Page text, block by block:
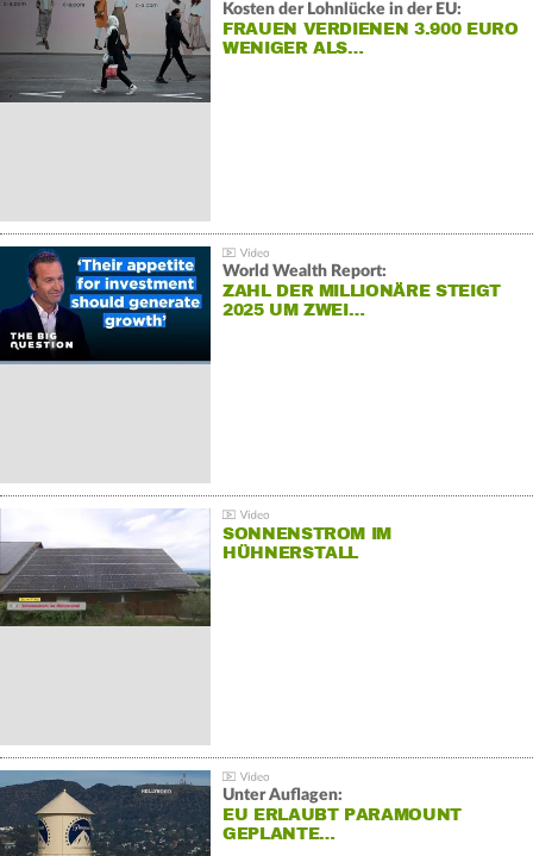
Kosten der Lohnlücke in der EU:
FRAUEN VERDIENEN 3.900 EURO
WENIGER ALS…
World Wealth Report:
ZAHL DER MILLIONÄRE STEIGT
2025 UM ZWEI…
SONNENSTROM IM
HÜHNERSTALL
Unter Auflagen:
EU ERLAUBT PARAMOUNT
GEPLANTE…